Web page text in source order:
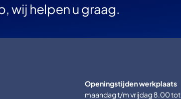
wij helpen u graag.
Openingstijden werkplaats
maandag t/m vrijdag 8.00 tot